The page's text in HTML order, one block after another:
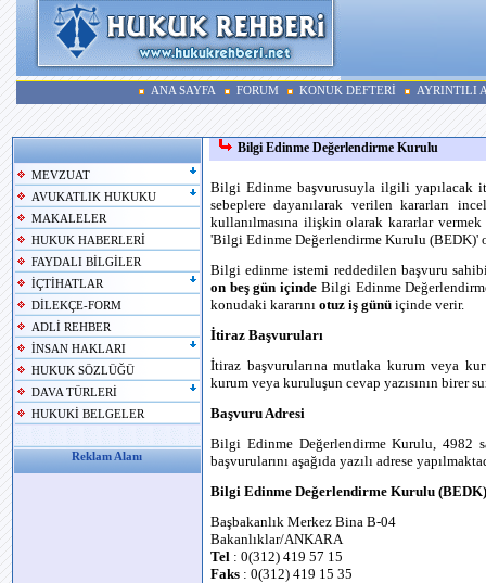
ANA SAYFA FORUM KONUK DEFTERİ AYRINTILI
MEVZUAT
AVUKATLIK HUKUKU
MAKALELER
HUKUK HABERLERİ
FAYDALI BİLGİLER
İÇTİHATLAR
DİLEKÇE-FORM
ADLİ REHBER
İNSAN HAKLARI
HUKUK SÖZLÜĞÜ
DAVA TÜRLERİ
HUKUKİ BELGELER
Reklam Alanı
Bilgi Edinme Değerlendirme Kurulu
Bilgi Edinme başvurusuyla ilgili yapılacak
sebeplere dayanılarak verilen kararları
kullanılmasına ilişkin olarak kararlar
'Bilgi Edinme Değerlendirme Kurulu (BEDK)'
Bilgi edinme istemi reddedilen başvuru
on beş gün içinde Bilgi Edinme
konudaki kararını otuz iş günü içinde verir.
İtiraz Başvuruları
İtiraz başvurularına mutlaka kurum veya
kurum veya kuruluşun cevap yazısının birer
Başvuru Adresi
Bilgi Edinme Değerlendirme Kurulu, 4982
başvurularını aşağıda yazılı adrese
Bilgi Edinme Değerlendirme Kurulu (BEDK)
Başbakanlık Merkez Bina B-04
Bakanlıklar/ANKARA
Tel : 0(312) 419 57 15
Faks : 0(312) 419 15 35